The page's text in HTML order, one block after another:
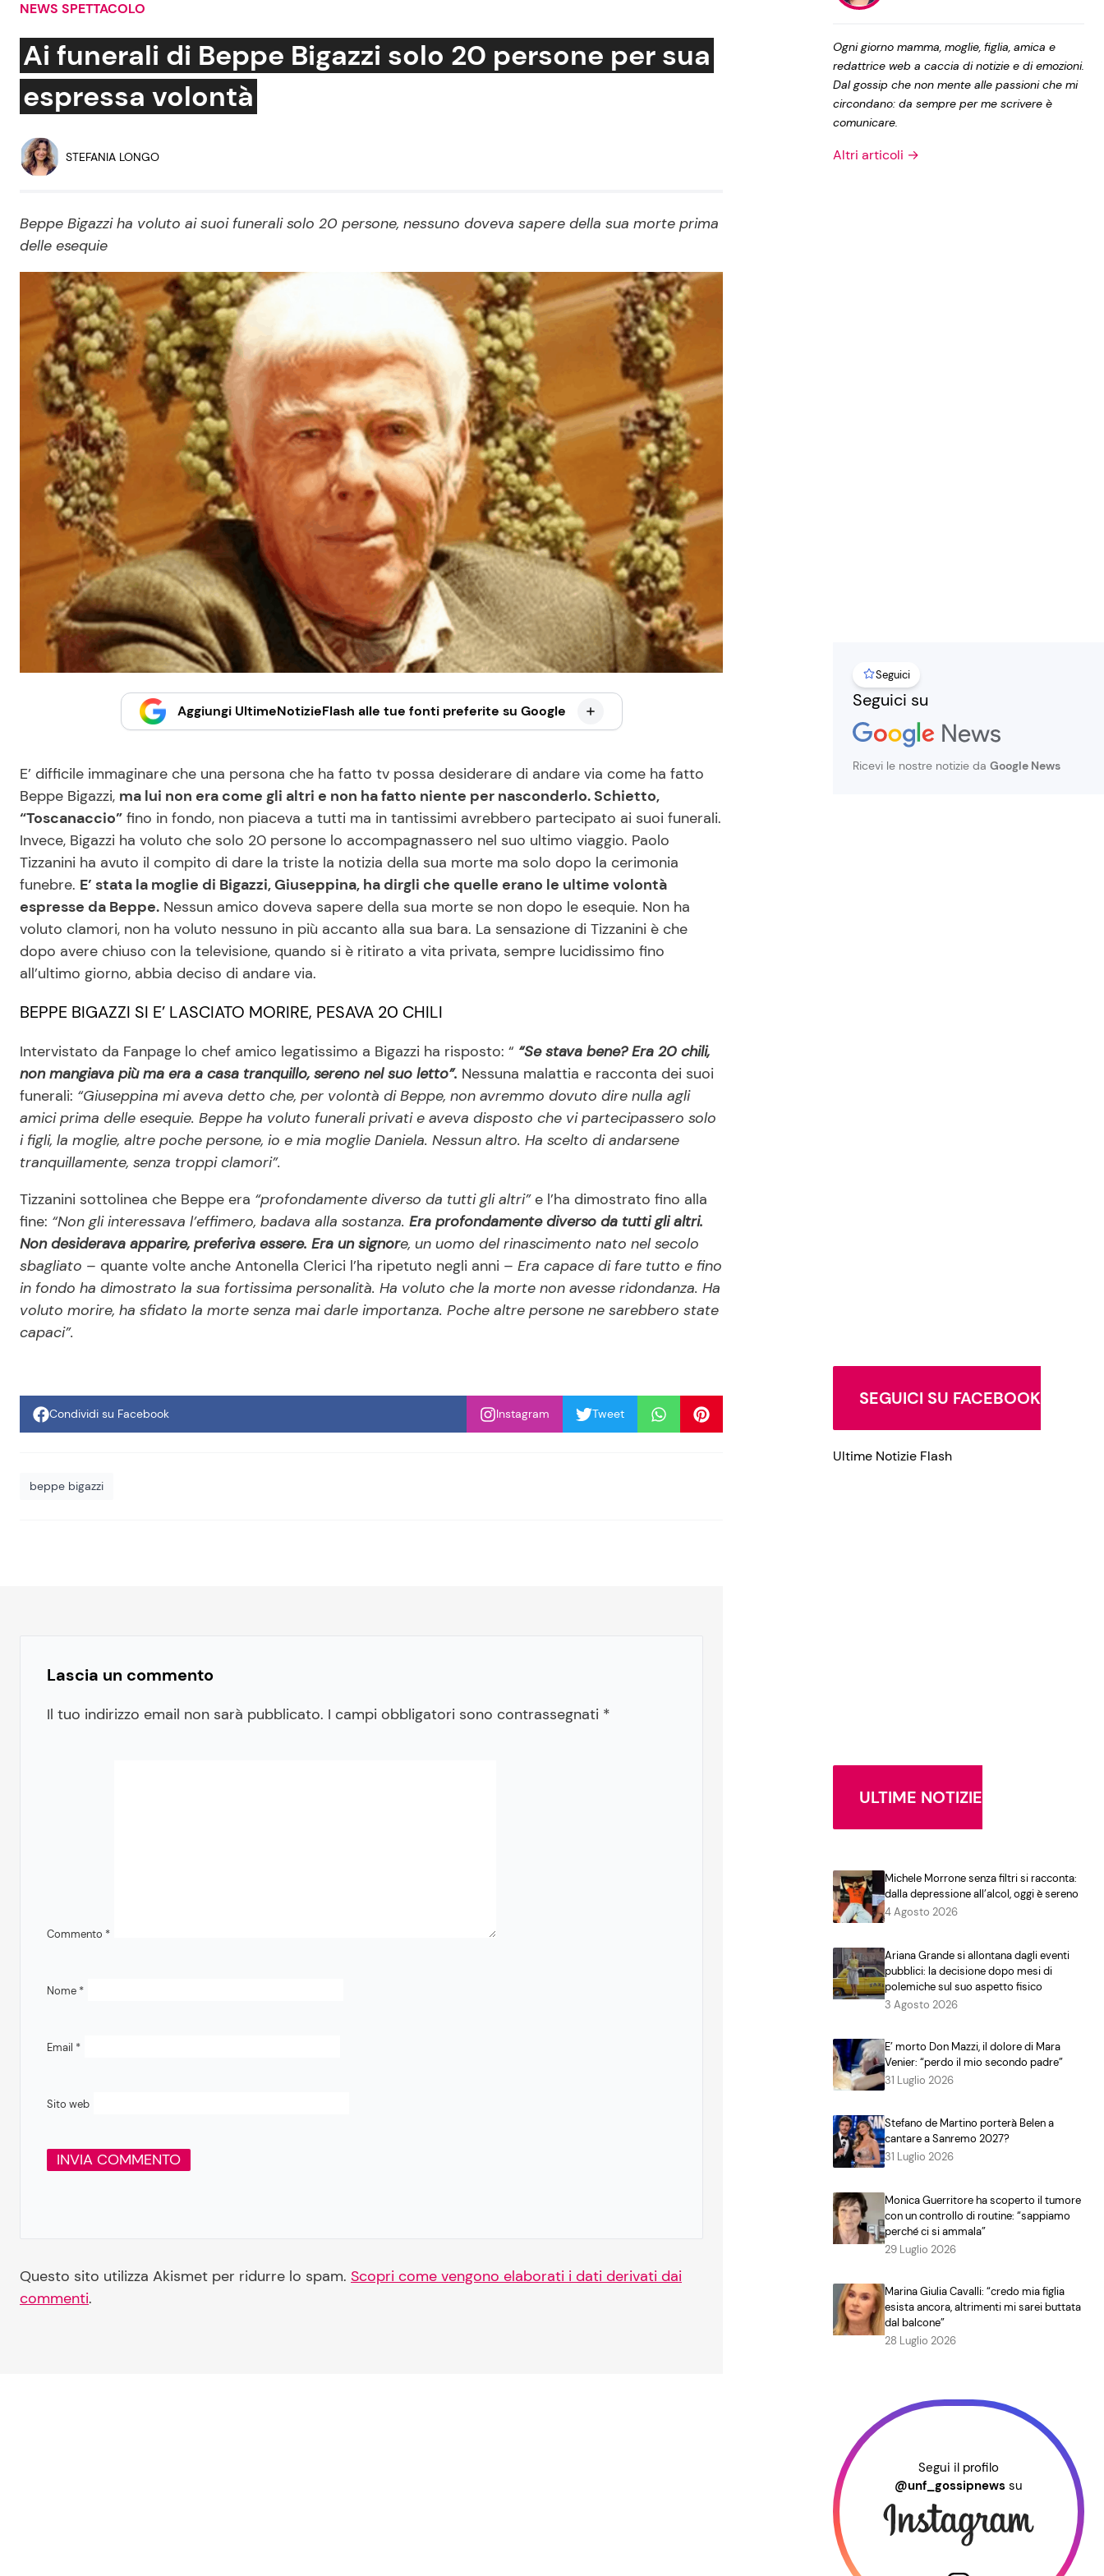
Social News
News dal mondo
Mondo Mamma
Salute
Festività
Le Ricette in TV
Ricette Facili e Veloci
Ricette Feste
Ricette per Bambini
Privacy Policy
NEWS SPETTACOLO
Ai funerali di Beppe Bigazzi solo 20 persone per sua
espressa volontà
STEFANIA LONGO
Beppe Bigazzi ha voluto ai suoi funerali solo 20 persone, nessuno doveva sapere della sua morte prima
delle esequie
Aggiungi UltimeNotizieFlash alle tue fonti preferite su Google
E’ difficile immaginare che una persona che ha fatto tv possa desiderare di andare via come ha fatto
Beppe Bigazzi, ma lui non era come gli altri e non ha fatto niente per nasconderlo. Schietto,
“Toscanaccio” fino in fondo, non piaceva a tutti ma in tantissimi avrebbero partecipato ai suoi funerali.
Invece, Bigazzi ha voluto che solo 20 persone lo accompagnassero nel suo ultimo viaggio. Paolo
Tizzanini ha avuto il compito di dare la triste la notizia della sua morte ma solo dopo la cerimonia
funebre. E’ stata la moglie di Bigazzi, Giuseppina, ha dirgli che quelle erano le ultime volontà
espresse da Beppe. Nessun amico doveva sapere della sua morte se non dopo le esequie. Non ha
voluto clamori, non ha voluto nessuno in più accanto alla sua bara. La sensazione di Tizzanini è che
dopo avere chiuso con la televisione, quando si è ritirato a vita privata, sempre lucidissimo fino
all’ultimo giorno, abbia deciso di andare via.
BEPPE BIGAZZI SI E’ LASCIATO MORIRE, PESAVA 20 CHILI
Intervistato da Fanpage lo chef amico legatissimo a Bigazzi ha risposto: “ “Se stava bene? Era 20 chili,
non mangiava più ma era a casa tranquillo, sereno nel suo letto”. Nessuna malattia e racconta dei suoi
funerali: “Giuseppina mi aveva detto che, per volontà di Beppe, non avremmo dovuto dire nulla agli
amici prima delle esequie. Beppe ha voluto funerali privati e aveva disposto che vi partecipassero solo
i figli, la moglie, altre poche persone, io e mia moglie Daniela. Nessun altro. Ha scelto di andarsene
tranquillamente, senza troppi clamori”.
Tizzanini sottolinea che Beppe era “profondamente diverso da tutti gli altri”e l’ha dimostrato fino alla
fine: “Non gli interessava l’effimero, badava alla sostanza. Era profondamente diverso da tutti gli altri.
Non desiderava apparire, preferiva essere. Era un signore, un uomo del rinascimento nato nel secolo
sbagliato – quante volte anche Antonella Clerici l’ha ripetuto negli anni – Era capace di fare tutto e fino
in fondo ha dimostrato la sua fortissima personalità. Ha voluto che la morte non avesse ridondanza. Ha
voluto morire, ha sfidato la morte senza mai darle importanza. Poche altre persone ne sarebbero state
capaci”.
Condividi su Facebook Instagram Tweet
beppe bigazzi
Lascia un commento
Il tuo indirizzo email non sarà pubblicato. I campi obbligatori sono contrassegnati *
Commento *
Nome *
Email *
Sito web
Questo sito utilizza Akismet per ridurre lo spam. Scopri come vengono elaborati i dati derivati dai
commenti.
Ogni giorno mamma, moglie, figlia, amica e
redattrice web a caccia di notizie e di emozioni.
Dal gossip che non mente alle passioni che mi
circondano: da sempre per me scrivere è
comunicare.
Altri articoli →
Seguici
Seguici su
Ricevi le nostre notizie da Google News
SEGUICI SU FACEBOOK
Ultime Notizie Flash
ULTIME NOTIZIE
Michele Morrone senza filtri si racconta:
dalla depressione all’alcol, oggi è sereno
4 Agosto 2026
Ariana Grande si allontana dagli eventi
pubblici: la decisione dopo mesi di
polemiche sul suo aspetto fisico
3 Agosto 2026
E’ morto Don Mazzi, il dolore di Mara
Venier: “perdo il mio secondo padre”
31 Luglio 2026
Stefano de Martino porterà Belen a
cantare a Sanremo 2027?
31 Luglio 2026
Monica Guerritore ha scoperto il tumore
con un controllo di routine: “sappiamo
perché ci si ammala”
29 Luglio 2026
Marina Giulia Cavalli: “credo mia figlia
esista ancora, altrimenti mi sarei buttata
dal balcone”
28 Luglio 2026
Segui il profilo
@unf_gossipnews su